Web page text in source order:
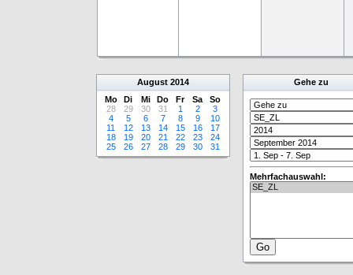
August 2014
Mo
Di Mi Do Fr Sa
So
28
29 30 31 1 2
3
4
5 6 7 8 9
10
11
12 13 14 15 16
17
18
19 20 21 22 23
24
25
26 27 28 29 30 31
Gehe zu
Mehrfachauswahl: